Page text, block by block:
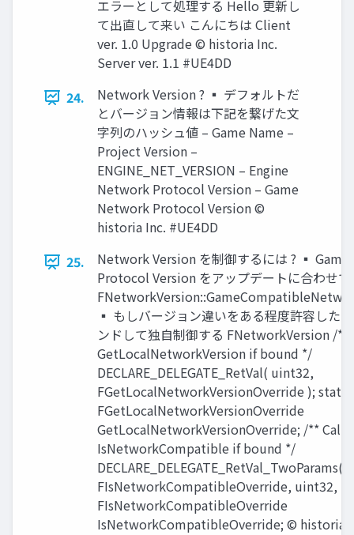
エラーとして処理する Hello 更新し
て出直して来い こんにちは Client
ver. 1.0 Upgrade © historia Inc.
Server ver. 1.1 #UE4DD
24.
Network Version ? ▪ デフォルトだ
とバージョン情報は下記を繋げた文
字列のハッシュ値 – Game Name –
Project Version –
ENGINE_NET_VERSION – Engine
Network Protocol Version – Game
Network Protocol Version ©
historia Inc. #UE4DD
25.
Network Version を制御するには ? ▪
Protocol Version をアップデートに合わせ
▪ もしバージョン違いをある程度許容した
ンドして独自制御する FNetworkVersion /**
GetLocalNetworkVersion if bound */
DECLARE_DELEGATE_RetVal( uint32,
FGetLocalNetworkVersionOverride ); static
FGetLocalNetworkVersionOverride
GetLocalNetworkVersionOverride; /**
IsNetworkCompatible if bound */
DECLARE_DELEGATE_RetVal_TwoParams(
FIsNetworkCompatibleOverride, uint32,
FIsNetworkCompatibleOverride
IsNetworkCompatibleOverride; © historia